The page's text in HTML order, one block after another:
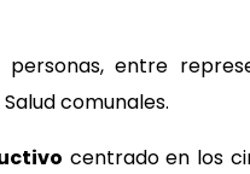
entre
comunales.
centrado en los